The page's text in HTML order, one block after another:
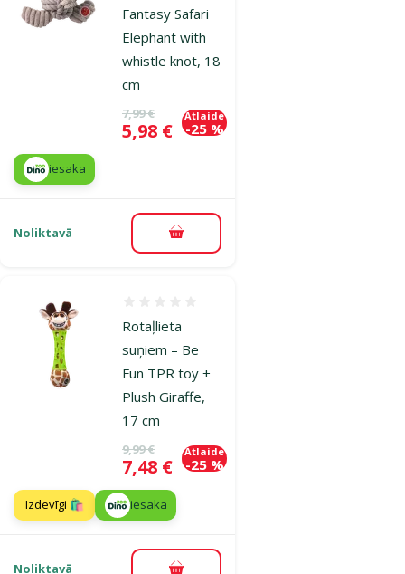
Fantasy Safari
Elephant with
whistle knot, 18
cm
Oriģinālā cena
7,99 €
Cena
5,98 €
Atlaide
-25 %
iesaka
Noliktavā Pievienot grozam
Rotaļlieta
suņiem – Be
Fun TPR toy +
Plush Giraffe,
17 cm
Oriģinālā cena
9,99 €
Cena
7,48 €
Atlaide
-25 %
Izdevīgi 🛍️ iesaka
Noliktavā